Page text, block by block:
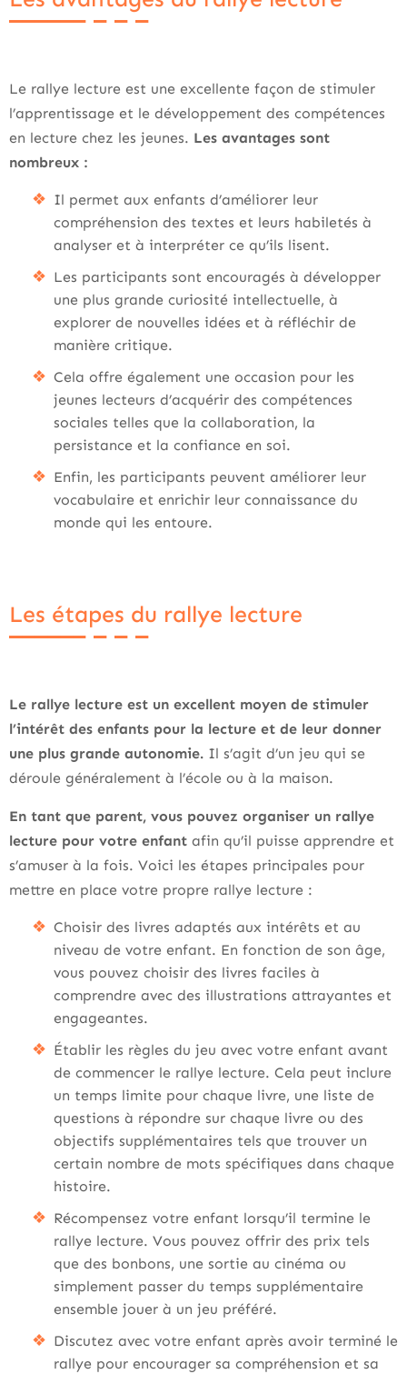
Le rallye lecture est une excellente façon de stimuler
l’apprentissage et le développement des compétences
en lecture chez les jeunes. Les avantages sont
nombreux :
Il permet aux enfants d’améliorer leur
compréhension des textes et leurs habiletés à
analyser et à interpréter ce qu’ils lisent.
Les participants sont encouragés à développer
une plus grande curiosité intellectuelle, à
explorer de nouvelles idées et à réfléchir de
manière critique.
Cela offre également une occasion pour les
jeunes lecteurs d’acquérir des compétences
sociales telles que la collaboration, la
persistance et la confiance en soi.
Enfin, les participants peuvent améliorer leur
vocabulaire et enrichir leur connaissance du
monde qui les entoure.
Les étapes du rallye lecture
Le rallye lecture est un excellent moyen de stimuler
l’intérêt des enfants pour la lecture et de leur donner
une plus grande autonomie. Il s’agit d’un jeu qui se
déroule généralement à l’école ou à la maison.
En tant que parent, vous pouvez organiser un rallye
lecture pour votre enfant afin qu’il puisse apprendre et
s’amuser à la fois. Voici les étapes principales pour
mettre en place votre propre rallye lecture :
Choisir des livres adaptés aux intérêts et au
niveau de votre enfant. En fonction de son âge,
vous pouvez choisir des livres faciles à
comprendre avec des illustrations attrayantes et
engageantes.
Établir les règles du jeu avec votre enfant avant
de commencer le rallye lecture. Cela peut inclure
un temps limite pour chaque livre, une liste de
questions à répondre sur chaque livre ou des
objectifs supplémentaires tels que trouver un
certain nombre de mots spécifiques dans chaque
histoire.
Récompensez votre enfant lorsqu’il termine le
rallye lecture. Vous pouvez offrir des prix tels
que des bonbons, une sortie au cinéma ou
simplement passer du temps supplémentaire
ensemble jouer à un jeu préféré.
Discutez avec votre enfant après avoir terminé le
rallye pour encourager sa compréhension et sa